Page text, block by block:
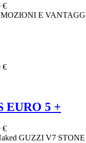
€
E
€
EURO 5 +
€
GUZZI V7